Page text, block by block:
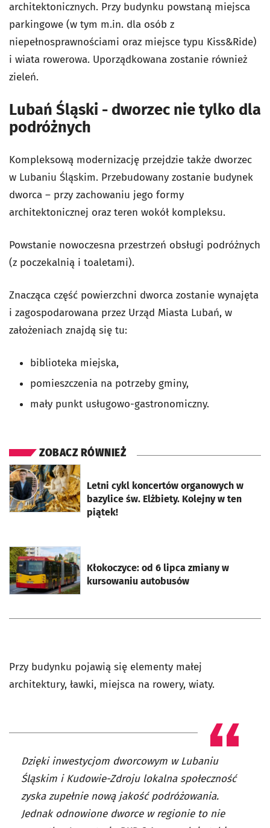
architektonicznych. Przy budynku powstaną miejsca
parkingowe (w tym m.in. dla osób z
niepełnosprawnościami oraz miejsce typu Kiss&Ride)
i wiata rowerowa. Uporządkowana zostanie również
zieleń.
Lubań Śląski - dworzec nie tylko dla
podróżnych
Kompleksową modernizację przejdzie także dworzec
w Lubaniu Śląskim. Przebudowany zostanie budynek
dworca – przy zachowaniu jego formy
architektonicznej oraz teren wokół kompleksu.
Powstanie nowoczesna przestrzeń obsługi podróżnych
(z poczekalnią i toaletami).
Znacząca część powierzchni dworca zostanie wynajęta
i zagospodarowana przez Urząd Miasta Lubań, w
założeniach znajdą się tu:
biblioteka miejska,
pomieszczenia na potrzeby gminy,
mały punkt usługowo-gastronomiczny.
ZOBACZ RÓWNIEŻ
Letni cykl koncertów organowych w
bazylice św. Elżbiety. Kolejny w ten
piątek!
otworzy się w nowej karcie
Kłokoczyce: od 6 lipca zmiany w
kursowaniu autobusów
otworzy się w nowej karcie
Przy budynku pojawią się elementy małej
architektury, ławki, miejsca na rowery, wiaty.
Dzięki inwestycjom dworcowym w Lubaniu
Śląskim i Kudowie-Zdroju lokalna społeczność
zyska zupełnie nową jakość podróżowania.
Jednak odnowione dworce w regionie to nie